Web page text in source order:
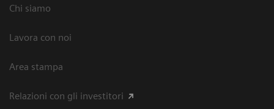
Chi siamo
Lavora con noi
Area stampa
Relazioni con gli investitori